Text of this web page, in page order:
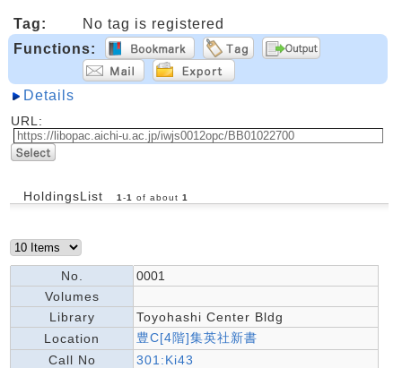
Tag:
No tag is registered
Functions:
Details
URL:
HoldingsList 1 -1 of about 1
No.
0001
Volumes
Library
Toyohashi Center Bldg
Location
豊C[4階]集英社新書
Call No
301:Ki43